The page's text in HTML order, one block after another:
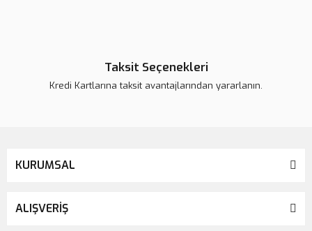
Taksit Seçenekleri
Kredi Kartlarına taksit avantajlarından yararlanın.
KURUMSAL
ALIŞVERİŞ